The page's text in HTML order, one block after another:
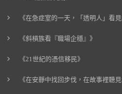
《在急症室的一天，「透明人」看見
《斜槓族看『職場企穩』》
《21世紀的憑信移民》
《在安靜中找回步伐，在故事裡聽見